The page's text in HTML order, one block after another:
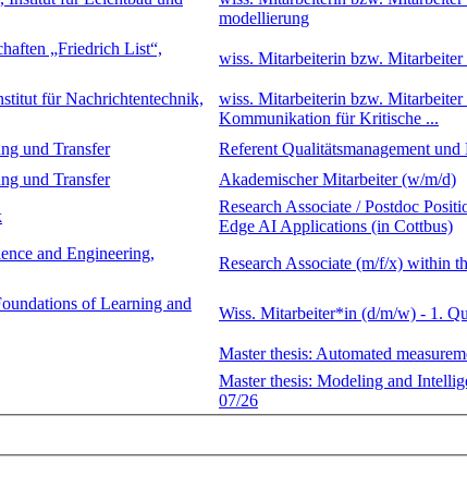
modellierung
„Friedrich List“,
wiss. Mitarbeiterin bzw.
für Nachrichtentechnik,
wiss. Mitarbeiterin bzw.
Kommunikation für Kritische ...
und Transfer Referent Qualitätsmanagement
und Transfer
Akademischer Mitarbeiter (w/m/d)
Research Associate / Postdoc
Edge AI Applications (in Cottbus)
and Engineering,
Research Associate (m/f/x) within
of Learning and
Wiss. Mitarbeiter*in (d/m/w) - 1.
Master thesis: Automated
Master thesis: Modeling and
07/26